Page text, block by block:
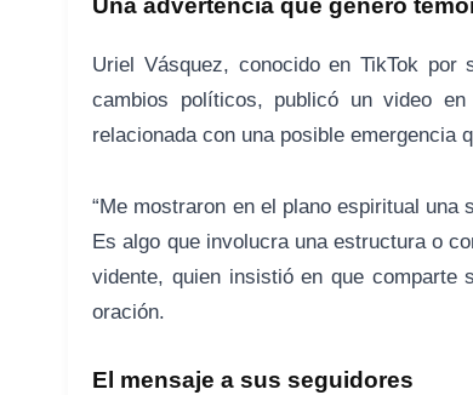
Uriel Vásquez, conocido en TikTok
cambios políticos, publicó un video
relacionada con una posible emergencia
“Me mostraron en el plano espiritual
Es algo que involucra una estructura o
vidente, quien insistió en que
oración.
El mensaje a sus seguidores